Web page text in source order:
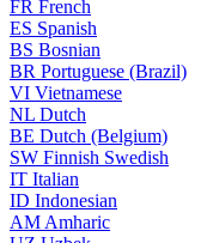
FR French
ES Spanish
BS Bosnian
BR Portuguese (Brazil)
VI Vietnamese
NL Dutch
BE Dutch (Belgium)
SW Finnish Swedish
IT Italian
ID Indonesian
AM Amharic